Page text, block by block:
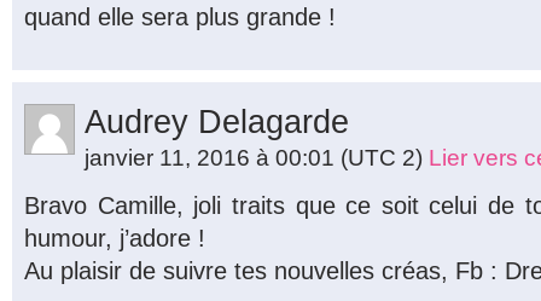
quand elle sera plus grande !
Audrey Delagarde
janvier 11, 2016 à 00:01 (UTC 2) Lier vers
Bravo Camille, joli traits que ce soit celui de
humour, j’adore !
Au plaisir de suivre tes nouvelles créas, Fb :